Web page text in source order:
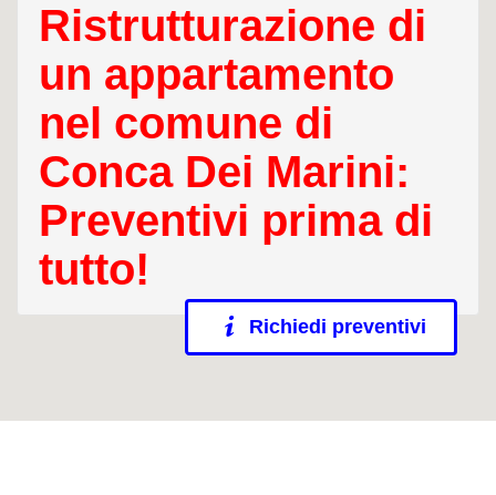
Ristrutturazione di
un appartamento
nel comune di
Conca Dei Marini:
Preventivi prima di
tutto!
Richiedi preventivi